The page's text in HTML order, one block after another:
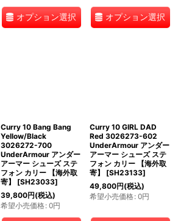
オプション選択 オプション選択
Curry 10 Bang Bang
Yellow/Black
3026272-700
UnderArmour アンダー
アーマー シューズ ステ
フォン カリー 【海外取
寄】
[SH23033]
39,800円(税込)
希望小売価格: 0円
Curry 10 GIRL DAD
Red 3026273-602
UnderArmour アンダー
アーマー シューズ ステ
フォン カリー 【海外取
寄】
[SH23133]
49,800円(税込)
希望小売価格: 0円